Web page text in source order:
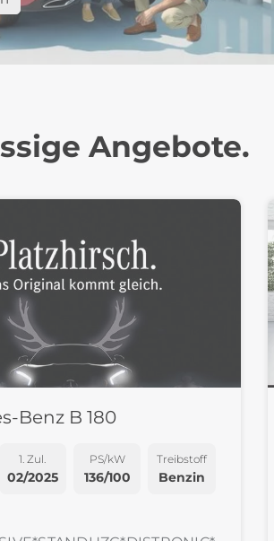
Angebote.
Benz B 180
1. Zul.
02/2025
PS/kW
136/100
Treibstoff
Benzin